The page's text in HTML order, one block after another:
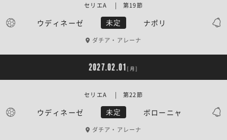
ウディネーゼ 未定 ナポリ
セリエA | 第19節
ダチア・アレーナ
2027.02.01 [月]
ウディネーゼ 未定 ボローニャ
セリエA | 第22節
ダチア・アレーナ